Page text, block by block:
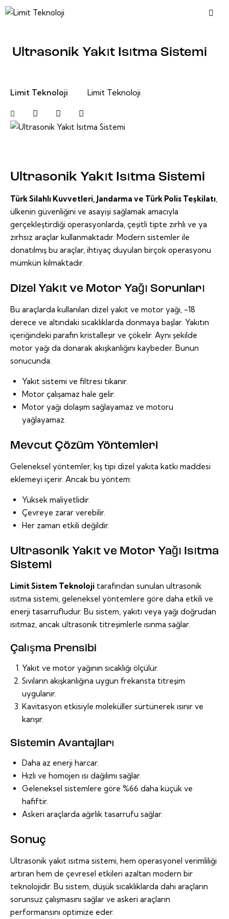
Ultrasonik Yakıt Isıtma Sistemi
Limit Teknoloji Limit Teknoloji
Ultrasonik Yakıt Isıtma Sistemi
Türk Silahlı Kuvvetleri, Jandarma ve Türk Polis Teşkilatı,
ülkenin güvenliğini ve asayişi sağlamak amacıyla
gerçekleştirdiği operasyonlarda, çeşitli tipte zırhlı ve ya
zırhsız araçlar kullanmaktadır. Modern sistemler ile
donatılmış bu araçlar, ihtiyaç duyulan birçok operasyonu
mümkün kılmaktadır.
Dizel Yakıt ve Motor Yağı Sorunları
Bu araçlarda kullanılan dizel yakıt ve motor yağı, -18
derece ve altındaki sıcaklıklarda donmaya başlar. Yakıtın
içeriğindeki parafin kristalleşir ve çökelir. Aynı şekilde
motor yağı da donarak akışkanlığını kaybeder. Bunun
sonucunda:
Yakıt sistemi ve filtresi tıkanır.
Motor çalışamaz hale gelir.
Motor yağı dolaşım sağlayamaz ve motoru
yağlayamaz.
Mevcut Çözüm Yöntemleri
Geleneksel yöntemler, kış tipi dizel yakıta katkı maddesi
eklemeyi içerir. Ancak bu yöntem:
Yüksek maliyetlidir.
Çevreye zarar verebilir.
Her zaman etkili değildir.
Ultrasonik Yakıt ve Motor Yağı Isıtma
Sistemi
Limit Sistem Teknoloji tarafından sunulan ultrasonik
ısıtma sistemi, geleneksel yöntemlere göre daha etkili ve
enerji tasarrufludur. Bu sistem, yakıtı veya yağı doğrudan
ısıtmaz, ancak ultrasonik titreşimlerle ısınma sağlar.
Çalışma Prensibi
Yakıt ve motor yağının sıcaklığı ölçülür.
Sıvıların akışkanlığına uygun frekansta titreşim
uygulanır.
Kavitasyon etkisiyle moleküller sürtünerek ısınır ve
karışır.
Sistemin Avantajları
Daha az enerji harcar.
Hızlı ve homojen ısı dağılımı sağlar.
Geleneksel sistemlere göre %66 daha küçük ve
hafiftir.
Askeri araçlarda ağırlık tasarrufu sağlar.
Sonuç
Ultrasonik yakıt ısıtma sistemi, hem operasyonel verimliliği
artıran hem de çevresel etkileri azaltan modern bir
teknolojidir. Bu sistem, düşük sıcaklıklarda dahi araçların
sorunsuz çalışmasını sağlar ve askeri araçların
performansını optimize eder.